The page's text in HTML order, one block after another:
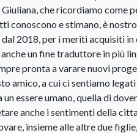
che ricordiamo come
conoscono e stimano, è
2018, per i meriti acquisiti
un fine traduttore in più
pronta a varare nuovi
amico, a cui ci sentiamo
un essere umano, quella di
anche i sentimenti della
insieme alle altre due